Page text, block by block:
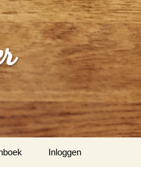
Inloggen